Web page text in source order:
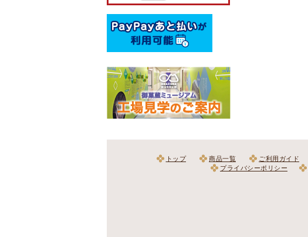
トップ 商品一覧 ご利用ガイド
プライバシーポリシー